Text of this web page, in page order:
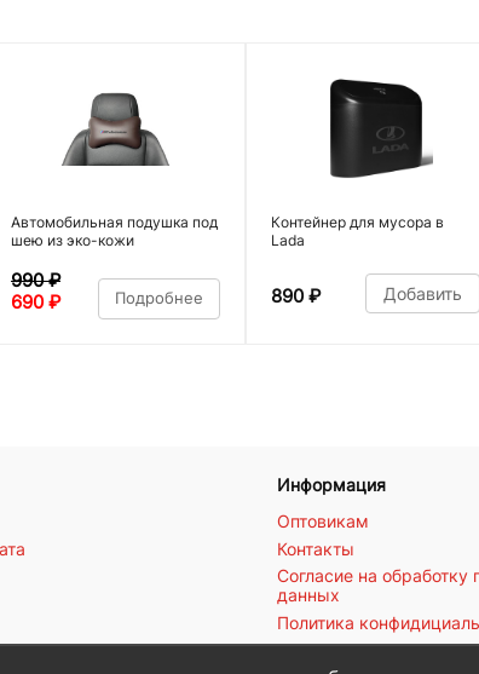
Автомобильная подушка под
шею из эко-кожи
990₽
690 ₽ Подробнее
Контейнер для мусора в
Lada
890 ₽ Добавить
Информация
Оптовикам
Контакты
Согласие на обработку
данных
Политика